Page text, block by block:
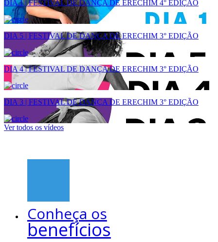
DIA 1 | FESTIVAL DE DANÇA DE ERECHIM 4° EDIÇÃO
DIA 5 | FESTIVAL DE DANÇA DE ERECHIM 3° EDIÇÃO
DIA 4 | FESTIVAL DE DANÇA DE ERECHIM 3° EDIÇÃO
DIA 3 | FESTIVAL DE DANÇA DE ERECHIM 3° EDIÇÃO
Ver todos os vídeos
Conheça os
benefícios